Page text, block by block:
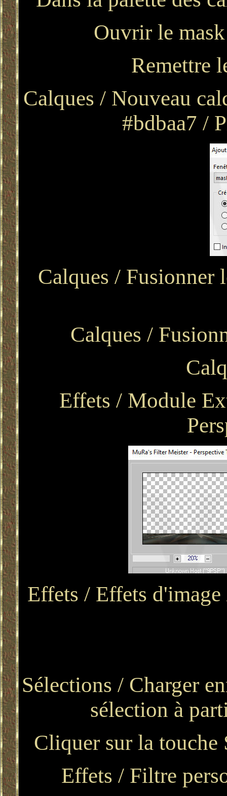
Ouvrir le
Remettre
Calques / Nouveau
#bdbaa7 /
Calques / Fusionner
Calques /
Effets / Module
Effets / Effets
Sélections / Charger
sélection à
Cliquer sur la
Effets / Filtre